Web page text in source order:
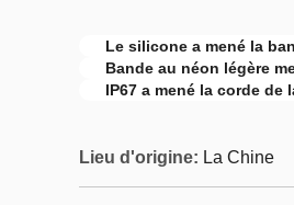
Le silicone a mené la
Bande au néon légère
IP67 a mené la corde de
Lieu d'origine: La Chine